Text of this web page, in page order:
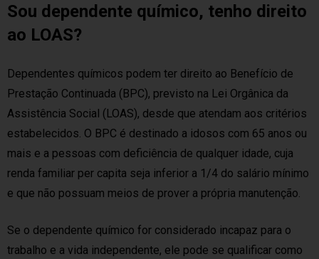
Sou dependente químico, tenho direito
ao LOAS?
Dependentes químicos podem ter direito ao Benefício de
Prestação Continuada (BPC), previsto na Lei Orgânica da
Assistência Social (LOAS), desde que atendam aos critérios
estabelecidos. O BPC é destinado a idosos com 65 anos ou
mais e a pessoas com deficiência de qualquer idade, cuja
renda familiar per capita seja inferior a 1/4 do salário mínimo
e que não possuam meios de prover a própria manutenção.
Se o dependente químico for considerado incapaz para o
trabalho e a vida independente, ele pode se qualificar como